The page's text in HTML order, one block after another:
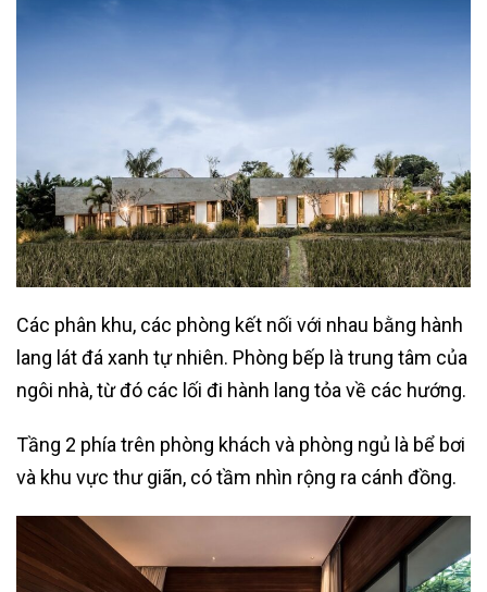
Các phân khu, các phòng kết nối với nhau bằng hành
lang lát đá xanh tự nhiên. Phòng bếp là trung tâm của
ngôi nhà, từ đó các lối đi hành lang tỏa về các hướng.
Tầng 2 phía trên phòng khách và phòng ngủ là bể bơi
và khu vực thư giãn, có tầm nhìn rộng ra cánh đồng.